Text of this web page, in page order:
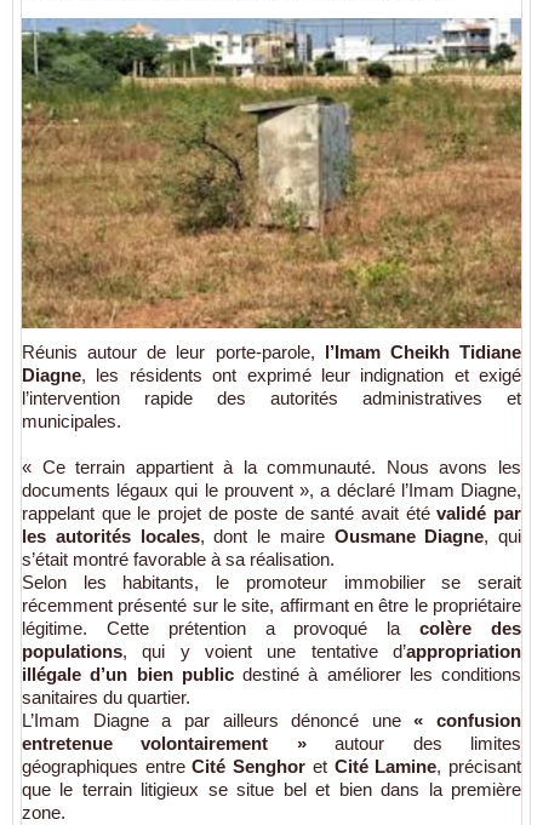
Réunis autour de leur porte-parole, l’Imam Cheikh Tidiane
Diagne, les résidents ont exprimé leur indignation et exigé
l’intervention rapide des autorités administratives et
municipales.
« Ce terrain appartient à la communauté. Nous avons les
documents légaux qui le prouvent », a déclaré l’Imam Diagne,
rappelant que le projet de poste de santé avait étévalidé par
les autorités locales, dont le maire Ousmane Diagne, qui
s’était montré favorable à sa réalisation.
Selon les habitants, le promoteur immobilier se serait
récemment présenté sur le site, affirmant en être le propriétaire
légitime. Cette prétention a provoqué lacolère des
populations, qui y voient une tentative d’appropriation
illégale d’un bien publicdestiné à améliorer les conditions
sanitaires du quartier.
L’Imam Diagne a par ailleurs dénoncé une« confusion
entretenue volontairement »autour des limites
géographiques entreCité Senghor et Cité Lamine, précisant
que le terrain litigieux se situe bel et bien dans la première
zone.